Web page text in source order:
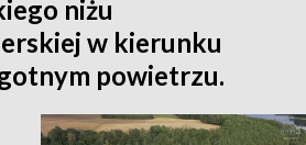
niżu
w kierunku
powietrzu.